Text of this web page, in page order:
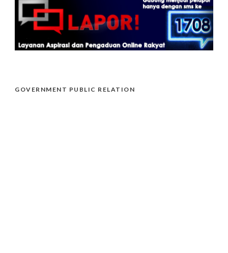
GOVERNMENT PUBLIC RELATION